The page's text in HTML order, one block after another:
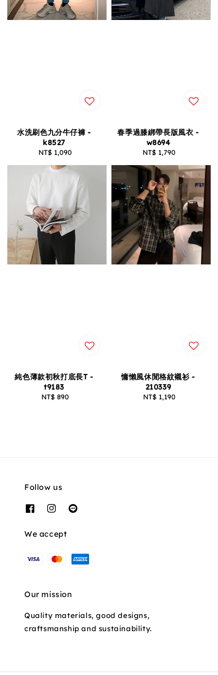
水洗刷色九分牛仔褲 -
k8527
Regular
NT$ 1,090
春季過膝綁帶長版風衣 -
w8694
Regular
NT$ 1,790
純色薄款初秋打底長T -
t9183
Regular
NT$ 890
慵懶風休閒格紋襯衫 -
210339
Regular
NT$ 1,190
Follow us
We accept
Our mission
Quality materials, good designs,
craftsmanship and sustainability.